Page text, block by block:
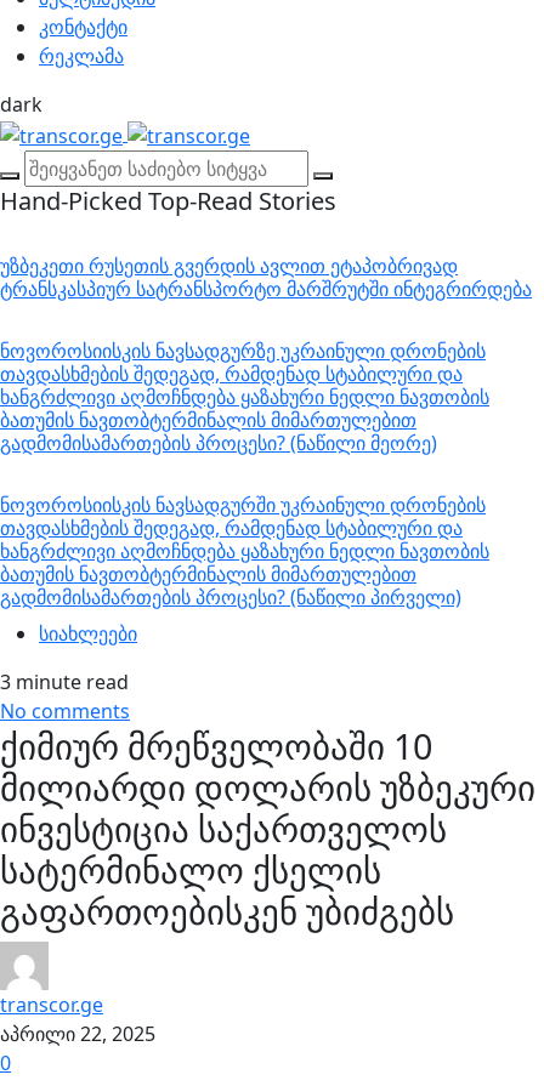
კონტაქტი
რეკლამა
dark
Hand-Picked Top-Read Stories
უზბეკეთი რუსეთის გვერდის ავლით ეტაპობრივად
ტრანსკასპიურ სატრანსპორტო მარშრუტში ინტეგრირდება
ნოვოროსიისკის ნავსადგურზე უკრაინული დრონების
თავდასხმების შედეგად, რამდენად სტაბილური და
ხანგრძლივი აღმოჩნდება ყაზახური ნედლი ნავთობის
ბათუმის ნავთობტერმინალის მიმართულებით
გადმომისამართების პროცესი? (ნაწილი მეორე)
ნოვოროსიისკის ნავსადგურში უკრაინული დრონების
თავდასხმების შედეგად, რამდენად სტაბილური და
ხანგრძლივი აღმოჩნდება ყაზახური ნედლი ნავთობის
ბათუმის ნავთობტერმინალის მიმართულებით
გადმომისამართების პროცესი? (ნაწილი პირველი)
სიახლეები
3 minute read
No comments
ქიმიურ მრეწველობაში 10
მილიარდი დოლარის უზბეკური
ინვესტიცია საქართველოს
სატერმინალო ქსელის
გაფართოებისკენ უბიძგებს
transcor.ge
აპრილი 22, 2025
0